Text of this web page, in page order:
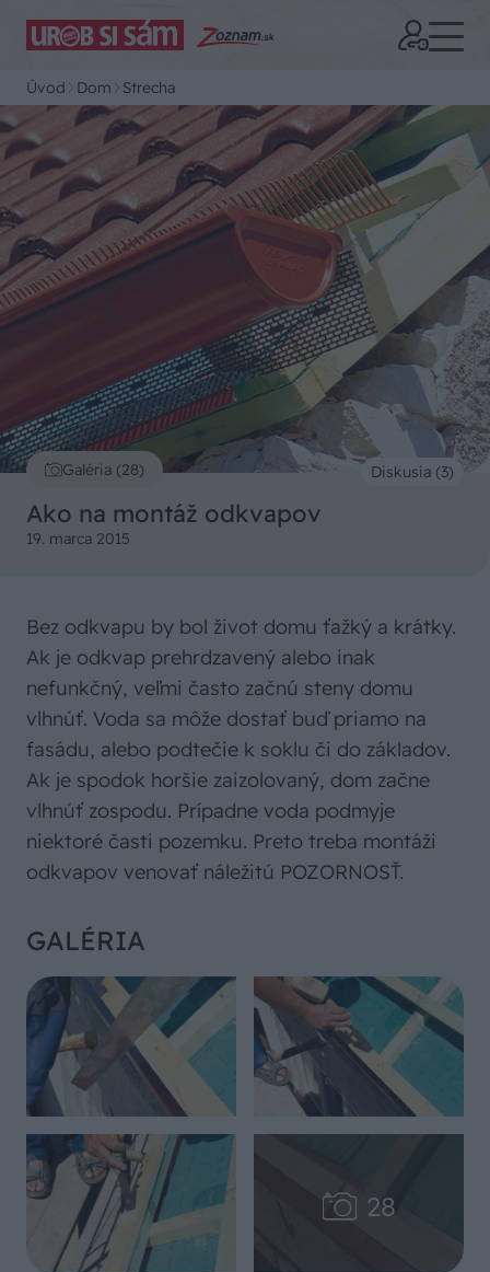
Úvod Dom Strecha
Galéria (28)
Ako na montáž odkvapov
19. marca 2015
Diskusia (3)
Bez odkvapu by bol život domu ťažký a krátky.
Ak je odkvap prehrdzavený alebo inak
nefunkčný, veľmi často začnú steny domu
vlhnúť. Voda sa môže dostať buď priamo na
fasádu, alebo podtečie k soklu či do základov.
Ak je spodok horšie zaizolovaný, dom začne
vlhnúť zospodu. Prípadne voda podmyje
niektoré časti pozemku. Preto treba montáži
odkvapov venovať náležitú POZORNOSŤ.
GALÉRIA